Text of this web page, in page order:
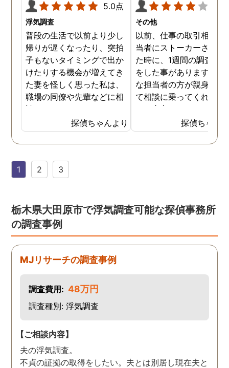
5.0点
浮気調査
普段の生活で以前より少し
帰りが遅くなったり、突拍
子もないタイミングで出か
けたりする機会が増えてき
た妻を怪しく思った私は、
職場の同僚や先輩などに相
談していました。 そういっ
た相談の回答の一つに調査
を依頼することを勧めら
れ、私は一度相談してみま
に見積もりをもらったとこ
ちで依頼してみました。 結
果から言うと黒たったので
複雑ですが感謝していま
す。
探偵ちゃんより
その他
以前、仕事の取引相手の
当者にストーカーされて
た時に、1週間の調査依頼
をした事があります。親
な担当者の方が親身にな
て相談に乗ってくれたた
め、安心しました。同じ
うな被害に遭う可能性も
慮し、引越しましたので
もう大丈夫かと思います
探偵ちゃん
1 2 3
栃木県大田原市で浮気調査可能な探偵事務所
の調査事例
MJリサーチの調査事例
調査費用: 48万円
調査種別: 浮気調査
【ご相談内容】
夫の浮気調査。
不貞の証拠の取得をしたい。夫とは別居し現在夫と